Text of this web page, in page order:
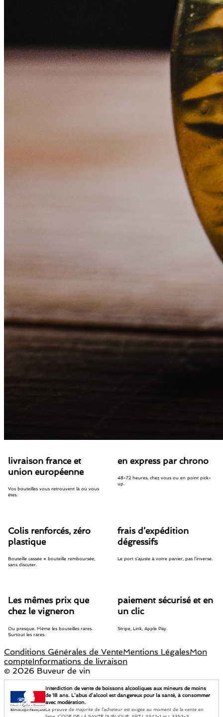
livraison france et
union européenne
Vos bouteilles vous retrouvent là où vous
êtes.
en express par chrono
48-72 heures, chez vous ou en point pick-
up.
Colis renforcés, zéro
plastique
Bouteille cassée = bouteille remboursée,
sans discuter.
frais d’expédition
dégressifs
Le port s’ajuste à votre panier, pas l’inverse.
Les mêmes prix que
chez le vigneron
Ou presque. Même les bouteilles rares.
Surtout les rares.
paiement sécurisé et en
un clic
Stripe, Link, Apple Pay.
Conditions Générales de VenteMentions LégalesMon
compteInformations de livraison
© 2026 Buveur de vin
Interdiction de vente de boissons alcooliques aux mineurs de moins
de 18 ans. L’abus d’alcool est dangereux pour la santé, à consommer
avec modération.
La preuve de majorité de l’acheteur est exigée au moment de la vente en